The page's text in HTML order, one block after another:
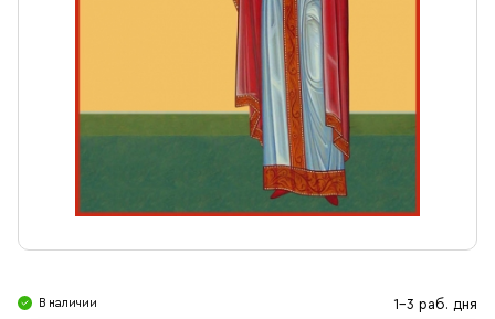
В наличии 1-3 раб. дня